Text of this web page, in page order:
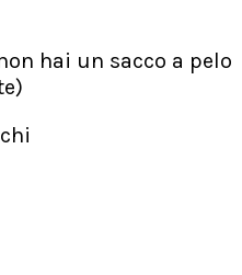
hai un sacco a pelo